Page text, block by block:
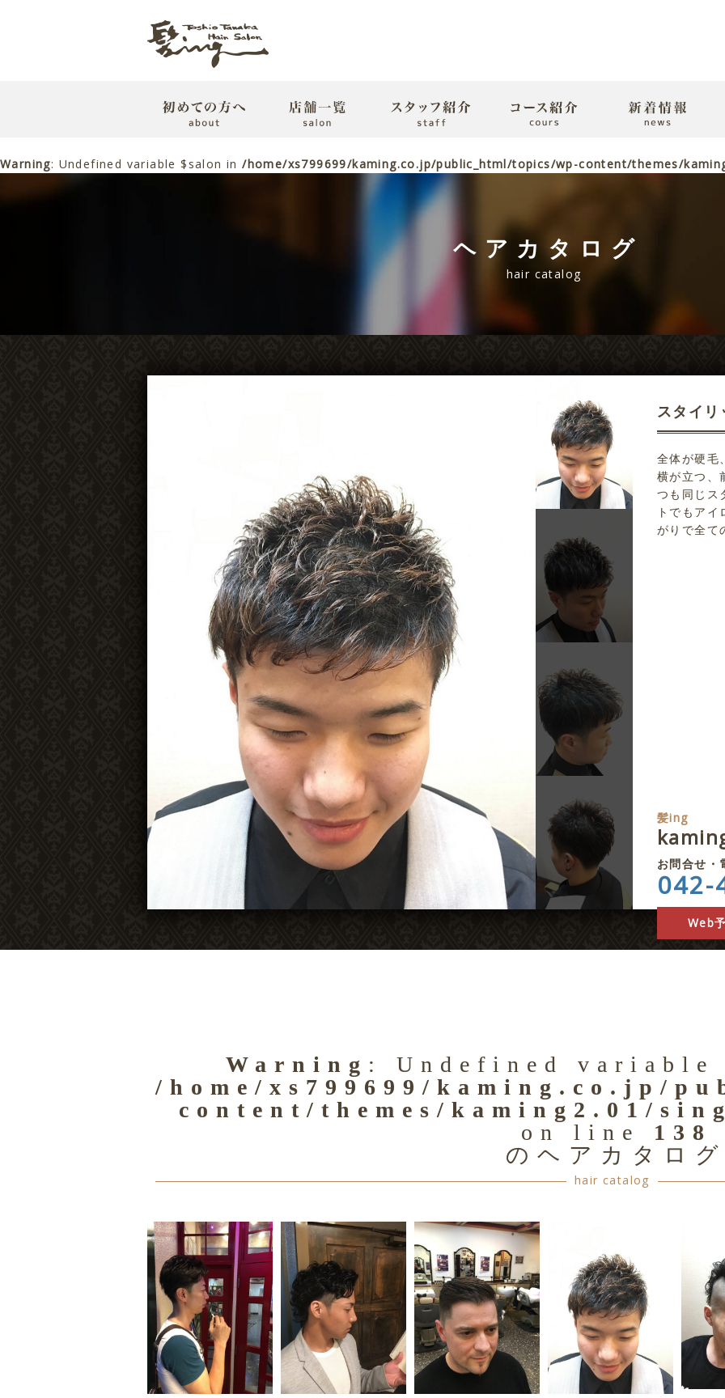
Warning: Undefined variable $salon in/home/xs799699/kaming.co.jp/public_html/topics/wp-content/themes/
ヘアカタログ
hair catalog
スタイ
全体が硬毛
横が立つ、
つも同じス
トでもア
がりで全て
髪ing
お問合せ・
042-
Web
Warning : Undefined
/home/xs799699/kaming.co.jp/
content/themes/kaming2.01/
on line 138
のヘアカタロ
hair catalog